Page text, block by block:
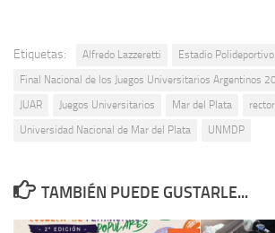
Etiquetas: Alfredo Lazzeretti
Estadio Polideportivo
Final Nacional de los Juegos Universitarios Argentinos
JUAR
Juegos Universitarios Mar del Plata
rector
Universidad Nacional de Mar del Plata
UNMDP
TAMBIÉN PUEDE GUSTARLE...